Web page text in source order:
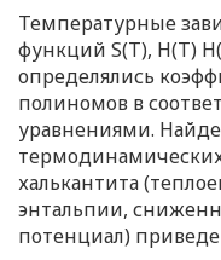
Температурные
функций S(T), H(T)
определялись
полиномов в
уравнениями.
халькантита
энтальпии,
потенциал)